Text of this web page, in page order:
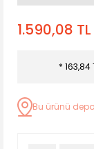
1.590,08 TL
*
Bu ürünü